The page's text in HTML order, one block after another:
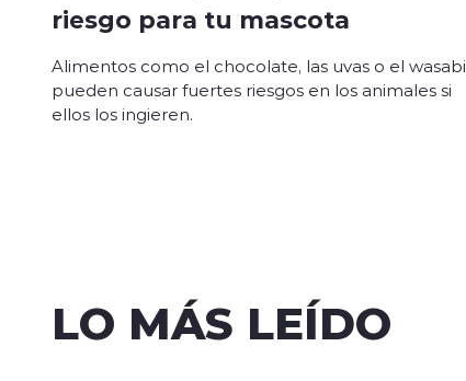
riesgo para tu mascota
Alimentos como el chocolate, las uvas o el wasabi
pueden causar fuertes riesgos en los animales si
ellos los ingieren.
LO MÁS LEÍDO